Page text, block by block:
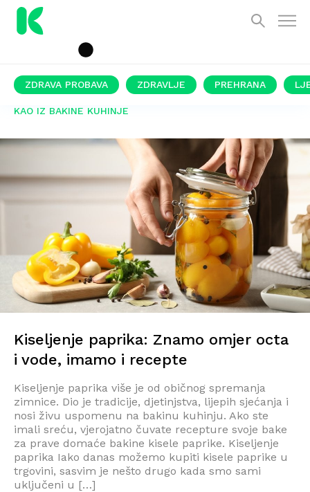
ZDRAVA PROBAVA ZDRAVLJE PREHRANA
KAO IZ BAKINE KUHINJE
Kiseljenje paprika: Znamo omjer octa
i vode, imamo i recepte
Kiseljenje paprika više je od običnog spremanja
zimnice. Dio je tradicije, djetinjstva, lijepih sjećanja i
nosi živu uspomenu na bakinu kuhinju. Ako ste
imali sreću, vjerojatno čuvate recepture svoje bake
za prave domaće bakine kisele paprike. Kiseljenje
paprika Iako danas možemo kupiti kisele paprike u
trgovini, sasvim je nešto drugo kada smo sami
uključeni u […]